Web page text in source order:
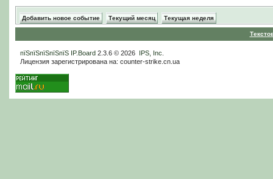
Добавить новое событие Текущий месяц Текущая неделя
пїЅпїЅпїЅпїЅпїЅ IP.Board2.3.6 © 2026 IPS, Inc
Лицензия зарегистрирована на: counter-strike.cn.ua